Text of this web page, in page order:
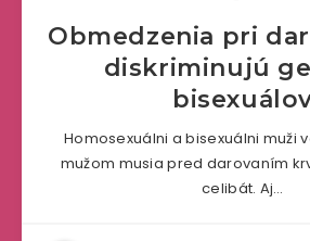
Obmedzenia pri
diskriminujú
Homosexuálni a bisexuálni muži
mužom musia pred darovaním
celibát. Aj…